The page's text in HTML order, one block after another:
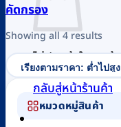
ไม่มีสินค้าในตะกร้า
กลับสู่หน้าร้านค้า
คัดกรอง
Showing all 4 results
by
price:
low
to
high
หมวดหมู่สินค้า